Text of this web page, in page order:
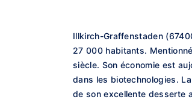
Illkirch-Graffenstaden
27 000 habitants.
siècle. Son économie est
dans les biotechnologies.
de son excellente desserte